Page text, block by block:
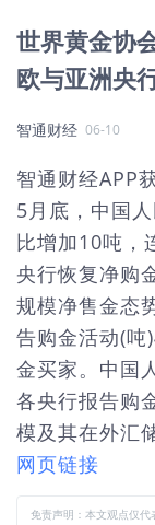
世界黄金协
欧与亚洲央
智通财经 06-10
智通财经APP
5月底，中国
比增加10吨，
央行恢复净购
规模净售金态
告购金活动(吨
金买家。中国
各央行报告购
模及其在外汇
网页链接
免责声明：本文观点仅